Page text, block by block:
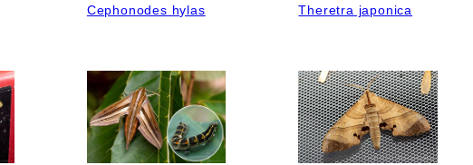
Cephonodes hylas
Theretra japonica